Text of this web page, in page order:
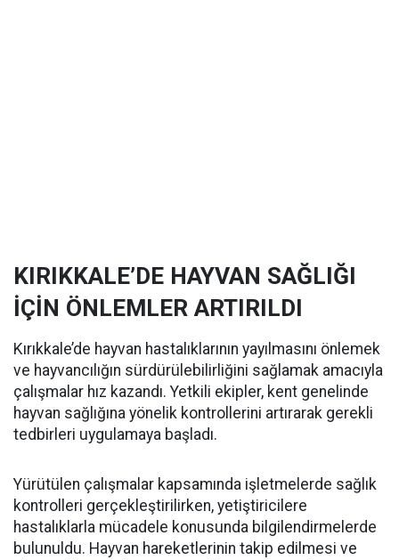
KIRIKKALE’DE HAYVAN SAĞLIĞI
İÇİN ÖNLEMLER ARTIRILDI
Kırıkkale’de hayvan hastalıklarının yayılmasını önlemek
ve hayvancılığın sürdürülebilirliğini sağlamak amacıyla
çalışmalar hız kazandı. Yetkili ekipler, kent genelinde
hayvan sağlığına yönelik kontrollerini artırarak gerekli
tedbirleri uygulamaya başladı.
Yürütülen çalışmalar kapsamında işletmelerde sağlık
kontrolleri gerçekleştirilirken, yetiştiricilere
hastalıklarla mücadele konusunda bilgilendirmelerde
bulunuldu. Hayvan hareketlerinin takip edilmesi ve